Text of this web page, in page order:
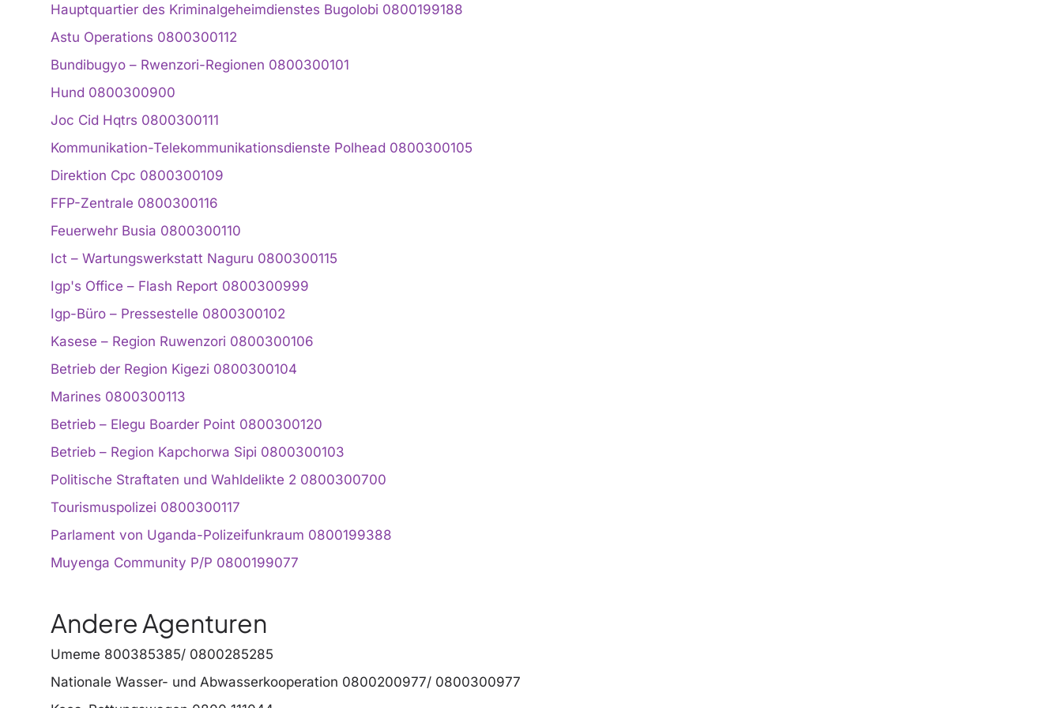
Hauptquartier des Kriminalgeheimdienstes Bugolobi 0800199188
Astu Operations 0800300112
Bundibugyo – Rwenzori-Regionen 0800300101
Hund 0800300900
Joc Cid Hqtrs 0800300111
Kommunikation-Telekommunikationsdienste Polhead 0800300105
Direktion Cpc 0800300109
FFP-Zentrale 0800300116
Feuerwehr Busia 0800300110
Ict – Wartungswerkstatt Naguru 0800300115
Igp's Office – Flash Report 0800300999
Igp-Büro – Pressestelle 0800300102
Kasese – Region Ruwenzori 0800300106
Betrieb der Region Kigezi 0800300104
Marines 0800300113
Betrieb – Elegu Boarder Point 0800300120
Betrieb – Region Kapchorwa Sipi 0800300103
Politische Straftaten und Wahldelikte 2 0800300700
Tourismuspolizei 0800300117
Parlament von Uganda-Polizeifunkraum 0800199388
Muyenga Community P/P 0800199077
Andere Agenturen
Umeme 800385385/ 0800285285
Nationale Wasser- und Abwasserkooperation 0800200977/ 0800300977